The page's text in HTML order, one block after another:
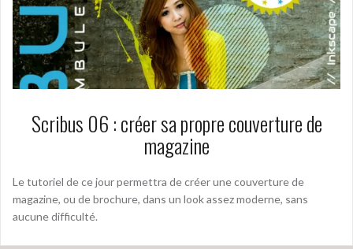
Scribus 06 : créer sa propre couverture de
magazine
Le tutoriel de ce jour permettra de créer une couverture de
magazine, ou de brochure, dans un look assez moderne, sans
aucune difficulté.